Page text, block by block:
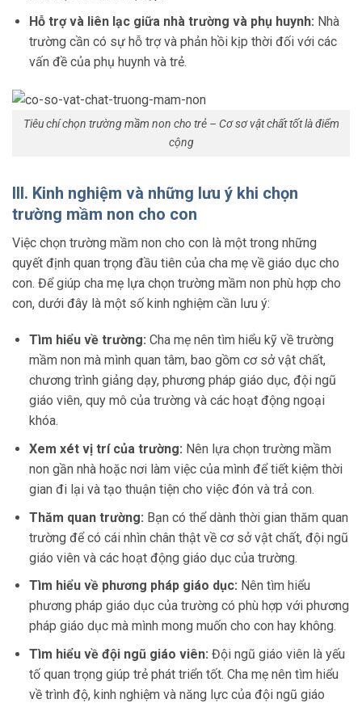
Hỗ trợ và liên lạc giữa nhà trường và phụ huynh: Nhà
trường cần có sự hỗ trợ và phản hồi kịp thời đối với các
vấn đề của phụ huynh và trẻ.
Tiêu chí chọn trường mầm non cho trẻ – Cơ sơ vật chất tốt là điểm
cộng
III. Kinh nghiệm và những lưu ý khi chọn
trường mầm non cho con
Việc chọn trường mầm non cho con là một trong những
quyết định quan trọng đầu tiên của cha mẹ về giáo dục cho
con. Để giúp cha mẹ lựa chọn trường mầm non phù hợp cho
con, dưới đây là một số kinh nghiệm cần lưu ý:
Tìm hiểu về trường: Cha mẹ nên tìm hiểu kỹ về trường
mầm non mà mình quan tâm, bao gồm cơ sở vật chất,
chương trình giảng dạy, phương pháp giáo dục, đội ngũ
giáo viên, quy mô của trường và các hoạt động ngoại
khóa.
Xem xét vị trí của trường: Nên lựa chọn trường mầm
non gần nhà hoặc nơi làm việc của mình để tiết kiệm thời
gian đi lại và tạo thuận tiện cho việc đón và trả con.
Thăm quan trường: Bạn có thể dành thời gian thăm quan
trường để có cái nhìn chân thật về cơ sở vật chất, đội ngũ
giáo viên và các hoạt động giáo dục của trường.
Tìm hiểu về phương pháp giáo dục: Nên tìm hiểu
phương pháp giáo dục của trường có phù hợp với phương
pháp giáo dục mà mình mong muốn cho con hay không.
Tìm hiểu về đội ngũ giáo viên: Đội ngũ giáo viên là yếu
tố quan trọng giúp trẻ phát triển tốt. Cha mẹ nên tìm hiểu
về trình độ, kinh nghiệm và năng lực của đội ngũ giáo